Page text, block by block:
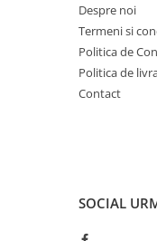
Despre noi
Termeni si
Politica de
Politica de
Contact
SOCIAL